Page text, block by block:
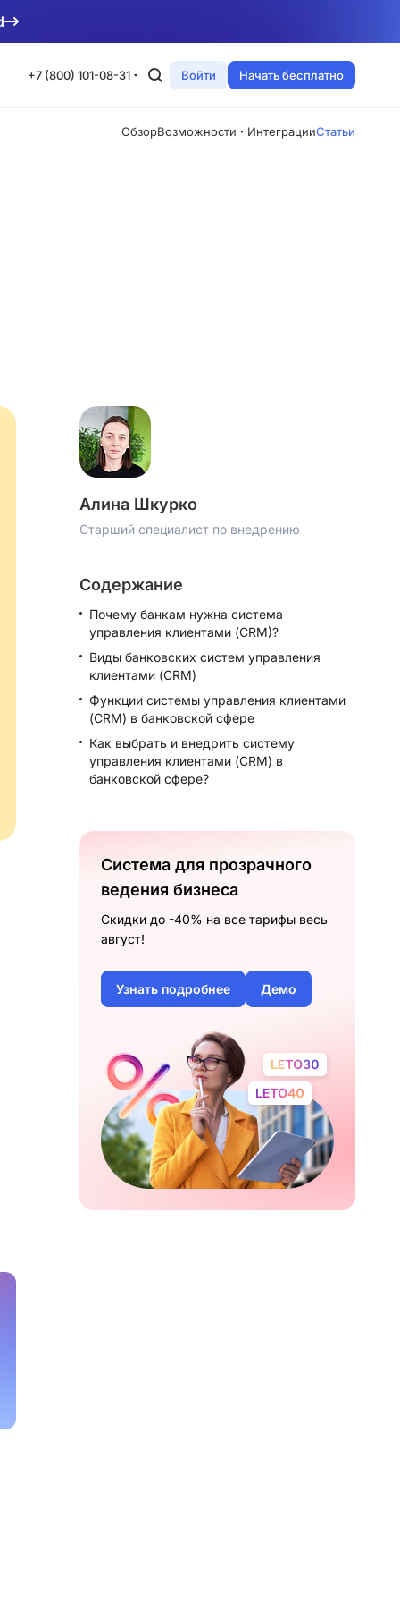
+7 (800) 101-08-31 Войти Начать бесплатно
ОбзорВозможности ИнтеграцииСтатьи
Алина Шкурко
Старший специалист по внедрению
Содержание
Почему банкам нужна система
управления клиентами (CRM)?
Виды банковских систем управления
клиентами (CRM)
Функции системы управления клиентами
(CRM) в банковской сфере
Как выбрать и внедрить систему
управления клиентами (CRM) в
банковской сфере?
Система для прозрачного
ведения бизнеса
Скидки до -40% на все тарифы весь
август!
Узнать подробнее Демо